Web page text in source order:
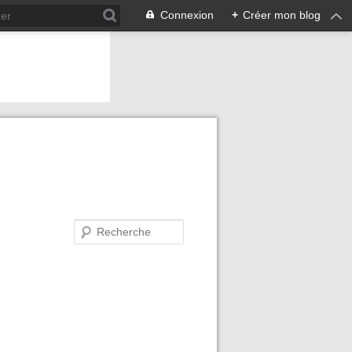
Connexion + Créer mon blog